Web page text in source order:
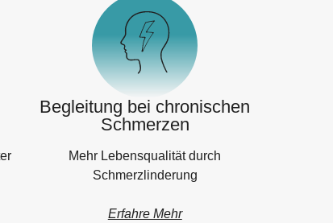
Begleitung bei chronischen
Schmerzen
Mehr Lebensqualität durch
Schmerzlinderung
Erfahre Mehr